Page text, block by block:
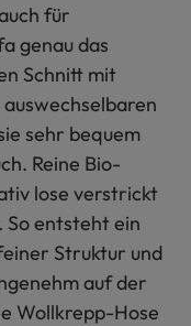
für
genau das
Schnitt mit
sehr bequem
Reine Bio-
lose verstrickt
So entsteht ein
Struktur und
auf der
Wollkrepp-Hose